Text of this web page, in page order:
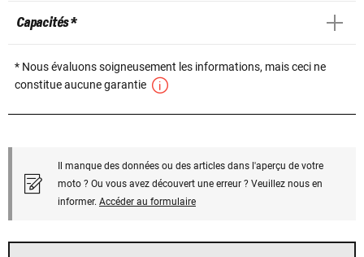
Capacités *
* Nous évaluons soigneusement les informations, mais ceci ne
constitue aucune garantie
Il manque des données ou des articles dans l'aperçu de votre
moto ? Ou vous avez découvert une erreur ? Veuillez nous en
informer. Accéder au formulaire